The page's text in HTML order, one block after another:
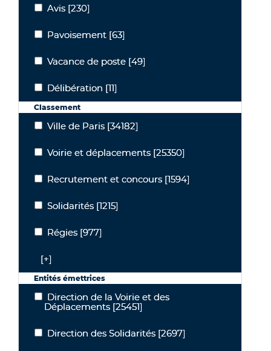
AvisAvis [230]
Pavoisement
Pavoisement [63]
Vacance de poste
Vacance de poste [49]
Délibération
Délibération [11]
Classement
Ville de Paris
Ville de Paris [34182]
Voirie et déplacements
Voirie et déplacements [25350]
Recrutement et concours
Recrutement et concours [1594]
Solidarités
Solidarités [1215]
RégiesRégies [977]
[+]
Entités émettrices
Direction de la Voirie et des Déplacements
Direction de la Voirie et des
Déplacements [25451]
Direction des Solidarités
Direction des Solidarités [2697]